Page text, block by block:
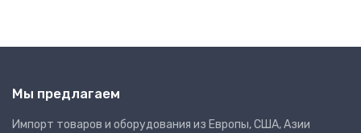
Мы предлагаем
Импорт товаров и оборудования из Европы, США, Азии